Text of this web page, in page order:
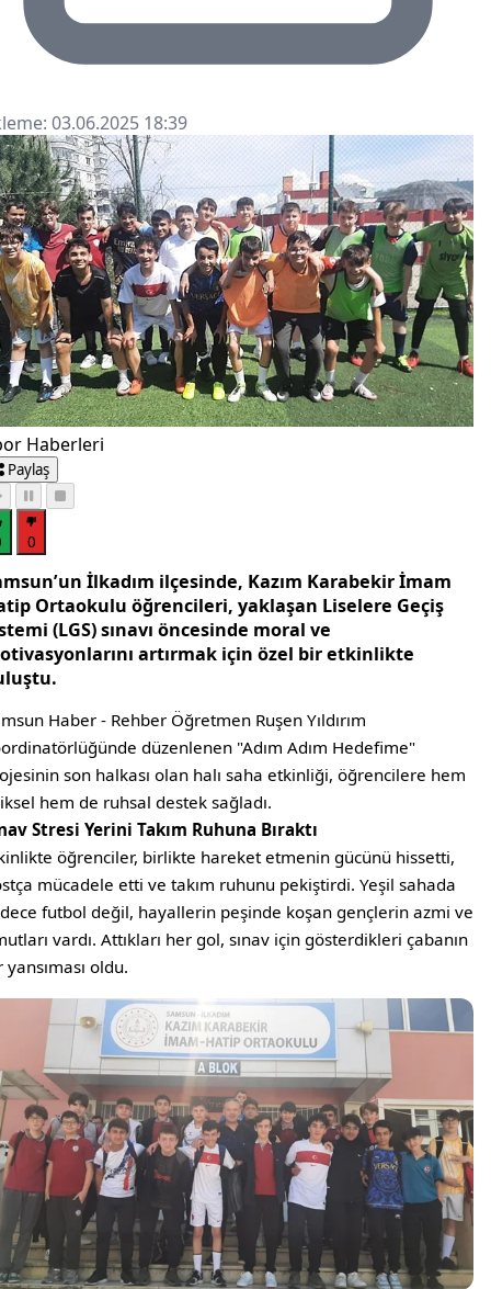
03.06.2025 18:39
Haberleri
Paylaş
0
İlkadım ilçesinde, Kazım Karabekir İmam
Ortaokulu öğrencileri, yaklaşan Liselere Geçiş
(LGS) sınavı öncesinde moral ve
artırmak için özel bir etkinlikte
Haber - Rehber Öğretmen Ruşen Yıldırım
düzenlenen "Adım Adım Hedefime"
son halkası olan halı saha etkinliği, öğrencilere hem
hem de ruhsal destek sağladı.
Stresi Yerini Takım Ruhuna Bıraktı
öğrenciler, birlikte hareket etmenin gücünü hissetti,
mücadele etti ve takım ruhunu pekiştirdi. Yeşil sahada
futbol değil, hayallerin peşinde koşan gençlerin azmi ve
vardı. Attıkları her gol, sınav için gösterdikleri çabanın
yansıması oldu.